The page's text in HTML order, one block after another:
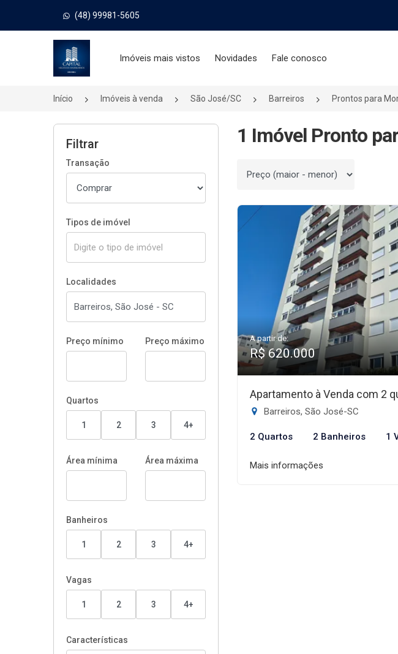
(48) 99981-5605
Página inicial
Imóveis mais vistos Novidades Fale conosco
Início Imóveis à venda São José/SC Barreiros Prontos para
Filtrar
Transação
Tipos de imóvel
Localidades
Preço mínimo Preço máximo
Quartos
1 2 3 4+
Área mínima Área máxima
Banheiros
1 2 3 4+
Vagas
1 2 3 4+
Características
1 Imóvel Pronto
Ordenar por
A partir de:
R$ 620.000
Apartamento à Venda com 2
Barreiros, São José-SC
2 Quartos 2 Banheiros 1
Mais informações